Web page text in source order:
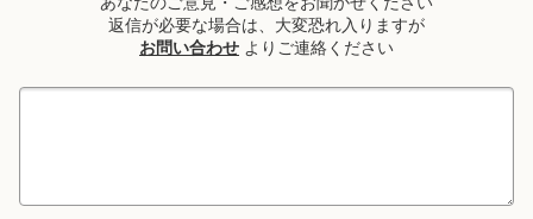
返信が必要な場合は、大変恐れ入りますが
お問い合わせ よりご連絡ください